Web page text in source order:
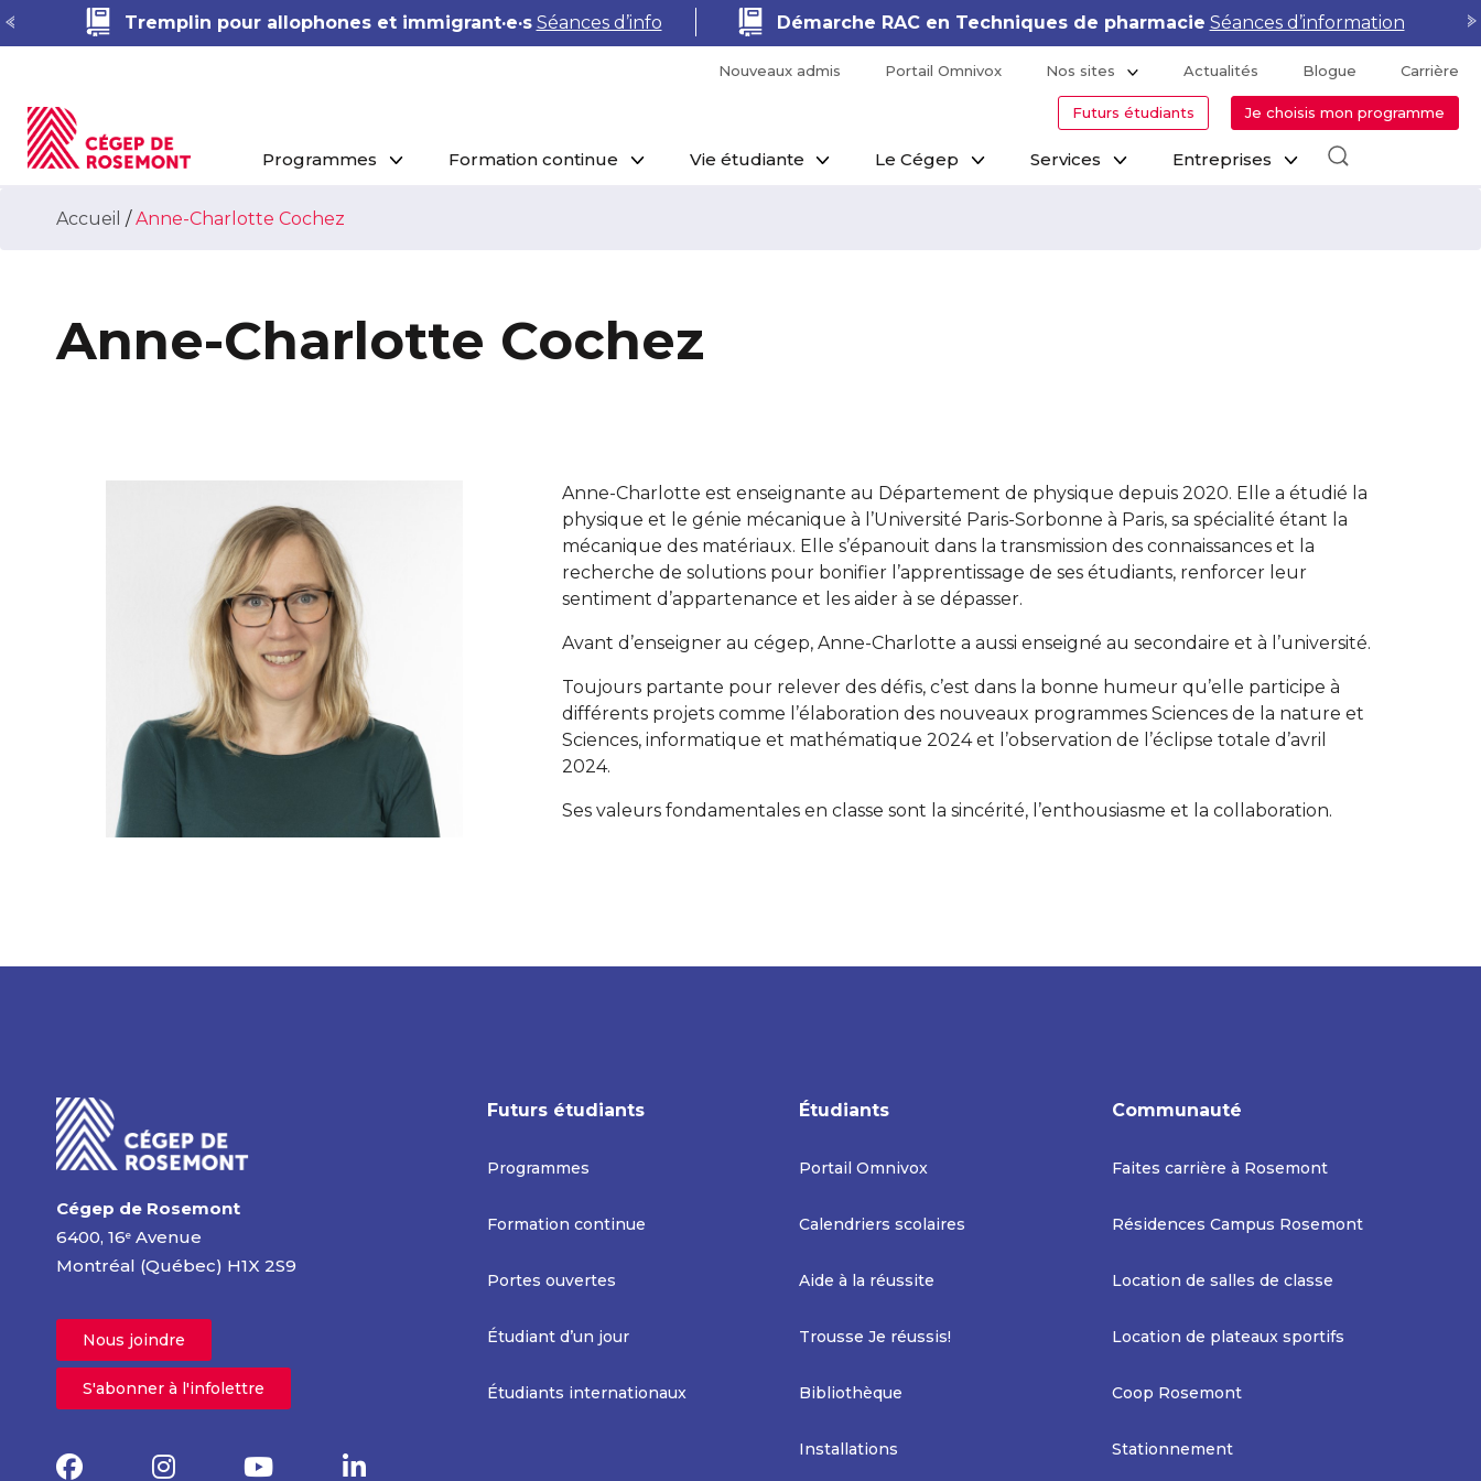
Tremplin pour allophones et immigrant·e·s Séances d’info Démarche RAC en Techniques de pharmacie Séances d’information
Nouveaux admis Portail Omnivox Nos sites Actualités Blogue Carrière
Futurs étudiants Je choisis mon programme
Programmes Formation continue Vie étudiante Le Cégep Services Entreprises
Accueil /Anne-Charlotte Cochez
Anne-Charlotte Cochez
Anne-Charlotte est enseignante au Département de physique depuis 2020. Elle a étudié la
physique et le génie mécanique à l’Université Paris-Sorbonne à Paris, sa spécialité étant la
mécanique des matériaux. Elle s’épanouit dans la transmission des connaissances et la
recherche de solutions pour bonifier l’apprentissage de ses étudiants, renforcer leur
sentiment d’appartenance et les aider à se dépasser.
Avant d’enseigner au cégep, Anne-Charlotte a aussi enseigné au secondaire et à l’université.
Toujours partante pour relever des défis, c’est dans la bonne humeur qu’elle participe à
différents projets comme l’élaboration des nouveaux programmes Sciences de la nature et
Sciences, informatique et mathématique 2024 et l’observation de l’éclipse totale d’avril
2024.
Ses valeurs fondamentales en classe sont la sincérité, l’enthousiasme et la collaboration.
Cégep de Rosemont
6400, 16e Avenue
Montréal (Québec) H1X 2S9
Nous joindre
S'abonner à l'infolettre
Futurs étudiants
Programmes
Formation continue
Portes ouvertes
Étudiant d’un jour
Étudiants internationaux
Étudiants
Portail Omnivox
Calendriers scolaires
Aide à la réussite
Trousse Je réussis!
Bibliothèque
Installations
Communauté
Faites carrière à Rosemont
Résidences Campus Rosemont
Location de salles de classe
Location de plateaux sportifs
Coop Rosemont
Stationnement